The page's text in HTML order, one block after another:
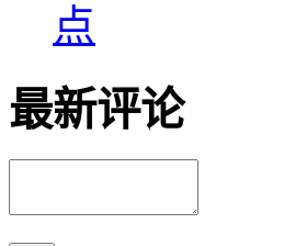
点
最新评论